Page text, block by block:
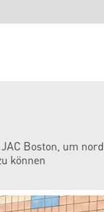
Boston, um
können